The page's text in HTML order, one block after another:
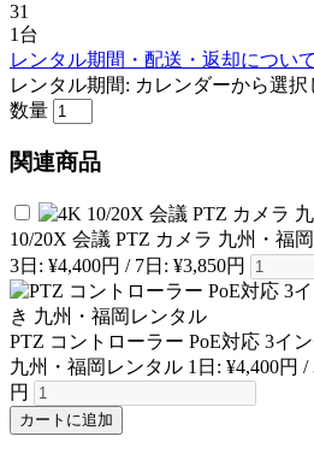
31
1台
レンタル期間・配送・返却について
レンタル期間: カレンダーから選択
数量
関連商品
10/20X 会議 PTZ カメラ 九州・福
3日: ¥4,400円 / 7日: ¥3,850円
PTZ コントローラー PoE対応 3イ
九州・福岡レンタル 1日: ¥4,400円 /
円
カートに追加